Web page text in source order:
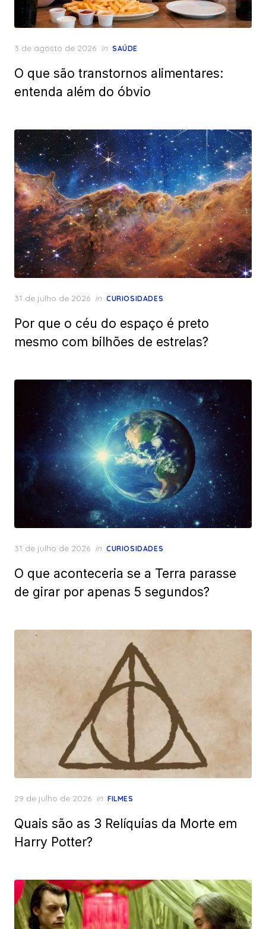
Posted
3 de agosto de 2026 in SAÚDE
O que são transtornos alimentares:
entenda além do óbvio
Posted
31 de julho de 2026 in CURIOSIDADES
Por que o céu do espaço é preto
mesmo com bilhões de estrelas?
Posted
31 de julho de 2026 in CURIOSIDADES
O que aconteceria se a Terra parasse
de girar por apenas 5 segundos?
Posted
29 de julho de 2026 in FILMES
Quais são as 3 Relíquias da Morte em
Harry Potter?